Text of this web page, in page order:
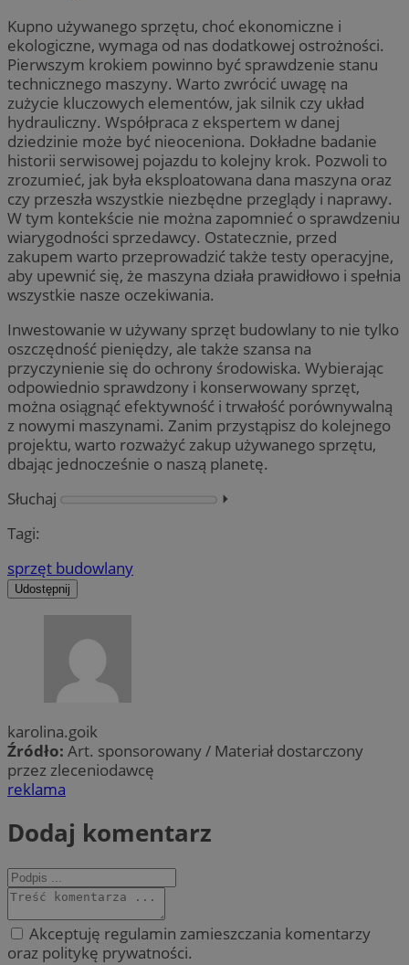
Kupno używanego sprzętu, choć ekonomiczne i
ekologiczne, wymaga od nas dodatkowej ostrożności.
Pierwszym krokiem powinno być sprawdzenie stanu
technicznego maszyny. Warto zwrócić uwagę na
zużycie kluczowych elementów, jak silnik czy układ
hydrauliczny. Współpraca z ekspertem w danej
dziedzinie może być nieoceniona. Dokładne badanie
historii serwisowej pojazdu to kolejny krok. Pozwoli to
zrozumieć, jak była eksploatowana dana maszyna oraz
czy przeszła wszystkie niezbędne przeglądy i naprawy.
W tym kontekście nie można zapomnieć o sprawdzeniu
wiarygodności sprzedawcy. Ostatecznie, przed
zakupem warto przeprowadzić także testy operacyjne,
aby upewnić się, że maszyna działa prawidłowo i spełnia
wszystkie nasze oczekiwania.
Inwestowanie w używany sprzęt budowlany to nie tylko
oszczędność pieniędzy, ale także szansa na
przyczynienie się do ochrony środowiska. Wybierając
odpowiednio sprawdzony i konserwowany sprzęt,
można osiągnąć efektywność i trwałość porównywalną
z nowymi maszynami. Zanim przystąpisz do kolejnego
projektu, warto rozważyć zakup używanego sprzętu,
dbając jednocześnie o naszą planetę.
Słuchaj
⏵︎
Tagi:
sprzęt budowlany
Udostępnij
karolina.goik
Źródło: Art. sponsorowany / Materiał dostarczony
przez zleceniodawcę
reklama
Dodaj komentarz
Akceptuję regulamin zamieszczania komentarzy
oraz politykę prywatności.